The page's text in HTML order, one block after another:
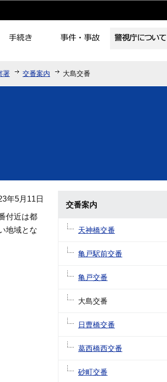
署 交番案内 大島交番
年5月11日
付近は都
地域とな
交番案内
天神橋交番
亀戸駅前交番
亀戸交番
大島交番
日曹橋交番
葛西橋西交番
砂町交番